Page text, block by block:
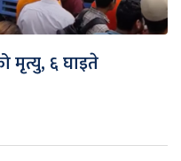
मृत्यु, ६ घाइते